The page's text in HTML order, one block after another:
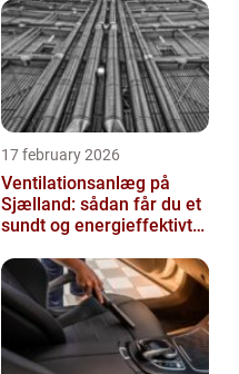
17 february 2026
Ventilationsanlæg på
Sjælland: sådan får du et
sundt og energieffektivt